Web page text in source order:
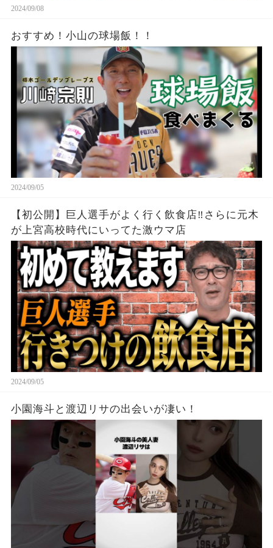
2024/09/08
おすすめ！小山の球場飯！！
2024/09/05
【初公開】巨人選手がよく行く飲食店‼︎さらに元木
が上宮高校時代にいってた激ウマ店
2024/09/05
小園海斗と渡辺リサの出会いが凄い！